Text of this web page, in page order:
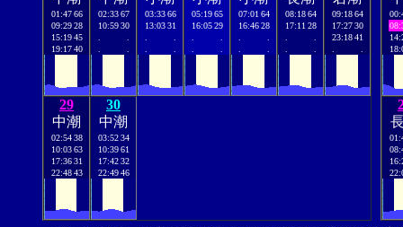
01:47 66
09:29 28
15:19 45
19:17 40
02:33 67
10:59 30
03:33 66
13:03 31
05:19 65
16:05 29
07:01 64
16:46 28
08:18 64
17:11 28
09:18 64
17:27 30
23:18 41
29
中潮
02:54 38
10:03 63
17:36 31
22:48 43
30
中潮
03:52 34
10:39 61
17:42 32
22:49 46